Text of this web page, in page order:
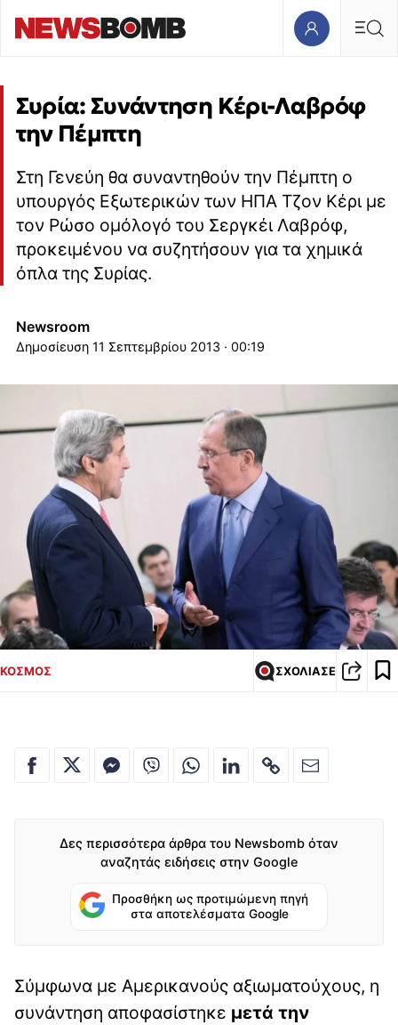
Συρία: Συνάντηση Κέρι-Λαβρόφ
την Πέμπτη
Στη Γενεύη θα συναντηθούν την Πέμπτη ο
υπουργός Εξωτερικών των ΗΠΑ Τζον Κέρι με
τον Ρώσο ομόλογό του Σεργκέι Λαβρόφ,
προκειμένου να συζητήσουν για τα χημικά
όπλα της Συρίας.
Newsroom
11 Σεπτεμβρίου 2013 · 00:19
ΚΟΣΜΟΣ ΣΧΟΛΙΑΣΕ
Δες περισσότερα άρθρα του Newsbomb όταν
αναζητάς ειδήσεις στην Google
Προσθήκη ως προτιμώμενη πηγή
στα αποτελέσματα Google
Σύμφωνα με Αμερικανούς αξιωματούχους, η
συνάντηση αποφασίστηκε μετά την